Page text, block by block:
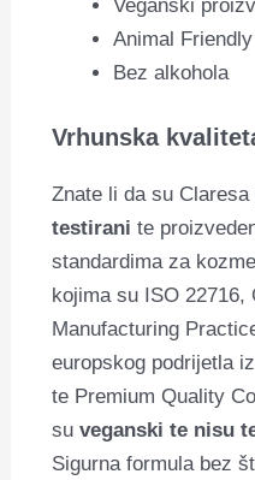
Veganski
Animal Friendly
Bez alkohola
Vrhunska
Znate li da su
testirani te
standardima za
kojima su ISO 22716,
Manufacturing
europskog podrijetla
te Premium Quality
suveganski te nisu
Sigurna formula bez